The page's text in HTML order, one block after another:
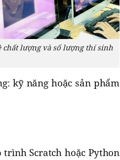
chất lượng và số lượng thí sinh
kỹ năng hoặc sản phẩm
Scratch hoặc Python